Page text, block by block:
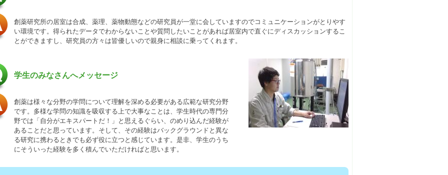
創薬研究所の居室は合成、薬理、薬物動態などの研究員が一堂に会していますのでコミュニケーションがとりやす
い環境です。得られたデータでわからないことや質問したいことがあれば居室内で直ぐにディスカッションするこ
とができますし、研究員の方々は皆優しいので親身に相談に乗ってくれます。
学生のみなさんへメッセージ
創薬は様々な分野の学問について理解を深める必要がある広範な研究分野
です。多様な学問の知識を吸収する上で大事なことは、学生時代の専門分
野では「自分がエキスパートだ！」と思えるぐらい、のめり込んだ経験が
あることだと思っています。そして、その経験はバックグラウンドと異な
る研究に携わるときでも必ず役に立つと感じています。是非、学生のうち
にそういった経験を多く積んでいただければと思います。